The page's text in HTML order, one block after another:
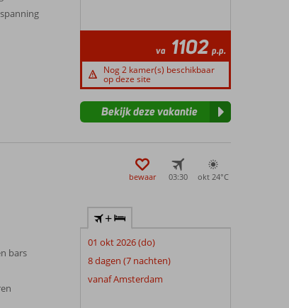
va 1102 p.p.
Nog 2 kamer(s) beschikbaar
op deze site
Bekijk deze vakantie
bewaar 03:30 okt 24°C
bars
+
01 okt 2026 (do)
8 dagen (7 nachten)
vanaf Amsterdam